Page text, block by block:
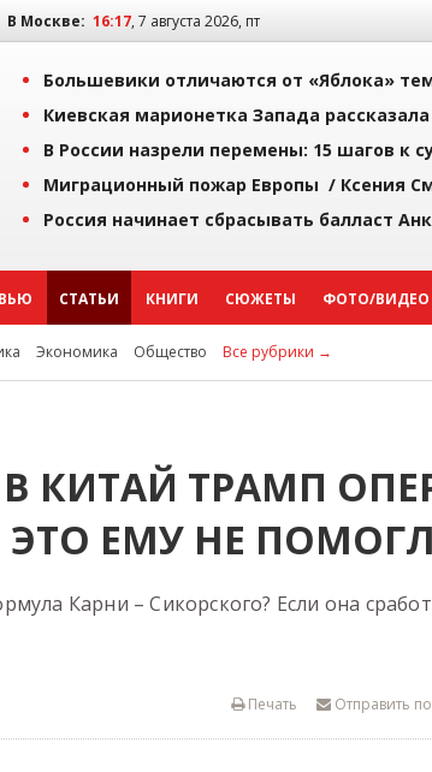
В Москве: 16:17, 7 августа 2026, пт
Большевики отличаются от «Яблока»
Киевская марионетка Запада
В России назрели перемены: 15 шагов к
Миграционный пожар Европы / Ксения
Россия начинает сбрасывать балласт
СТАТЬИ КНИГИ СЮЖЕТЫ ФОТО/ВИДЕО
Экономика Общество Все рубрики →
КИТАЙ ТРАМП
ЭТО ЕМУ НЕ
Карни – Сикорского? Если она
Отправить
Печать